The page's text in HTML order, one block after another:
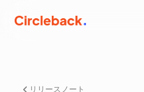
リリースノート